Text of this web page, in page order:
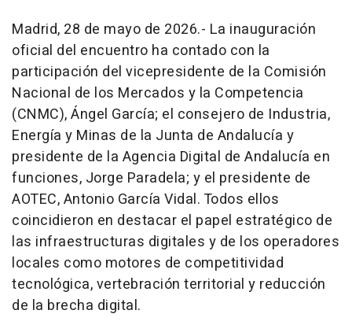
Madrid, 28 de mayo de 2026.- La inauguración
oficial del encuentro ha contado con la
participación del vicepresidente de la Comisión
Nacional de los Mercados y la Competencia
(CNMC), Ángel García; el consejero de Industria,
Energía y Minas de la Junta de Andalucía y
presidente de la Agencia Digital de Andalucía en
funciones, Jorge Paradela; y el presidente de
AOTEC, Antonio García Vidal. Todos ellos
coincidieron en destacar el papel estratégico de
las infraestructuras digitales y de los operadores
locales como motores de competitividad
tecnológica, vertebración territorial y reducción
de la brecha digital.